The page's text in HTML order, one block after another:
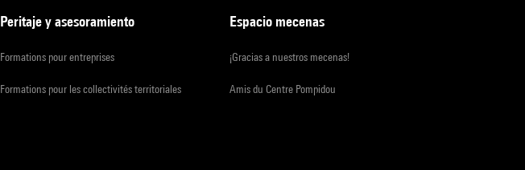
Peritaje y asesoramiento
Formations pour entreprises
Formations pour les collectivités territoriales
Espacio mecenas
¡Gracias a nuestros mecenas!
Amis du Centre Pompidou